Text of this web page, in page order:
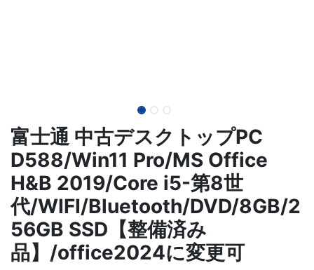
富士通 中古デスクトップPC
D588/Win11 Pro/MS Office
H&B 2019/Core i5-第8世
代/WIFI/Bluetooth/DVD/8GB/2
56GB SSD【整備済み
品】/office2024に変更可